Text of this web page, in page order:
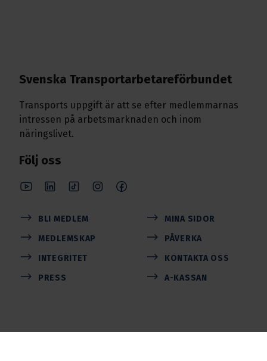
Svenska Transport­arbetare­förbundet
Transports uppgift är att se efter medlemmarnas
intressen på arbetsmarknaden och inom
näringslivet.
Följ oss
BLI MEDLEM
MINA SIDOR
MEDLEMSKAP
PÅVERKA
INTEGRITET
KONTAKTA OSS
PRESS
A-KASSAN